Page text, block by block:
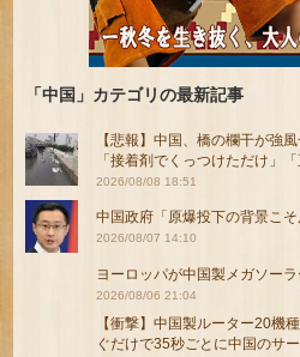
「中国」カテゴリの最新記事
【悲報】中国、橋の欄干が
「接着剤でくっつけただけ」
2026/08/08 18:51
中国政府「原爆投下の背景こ
2026/08/07 14:10
ヨーロッパが中国製メガソー
2026/08/06 21:04
【衝撃】中国製ルーター20機
ぐだけで35秒ごとに中国のサ